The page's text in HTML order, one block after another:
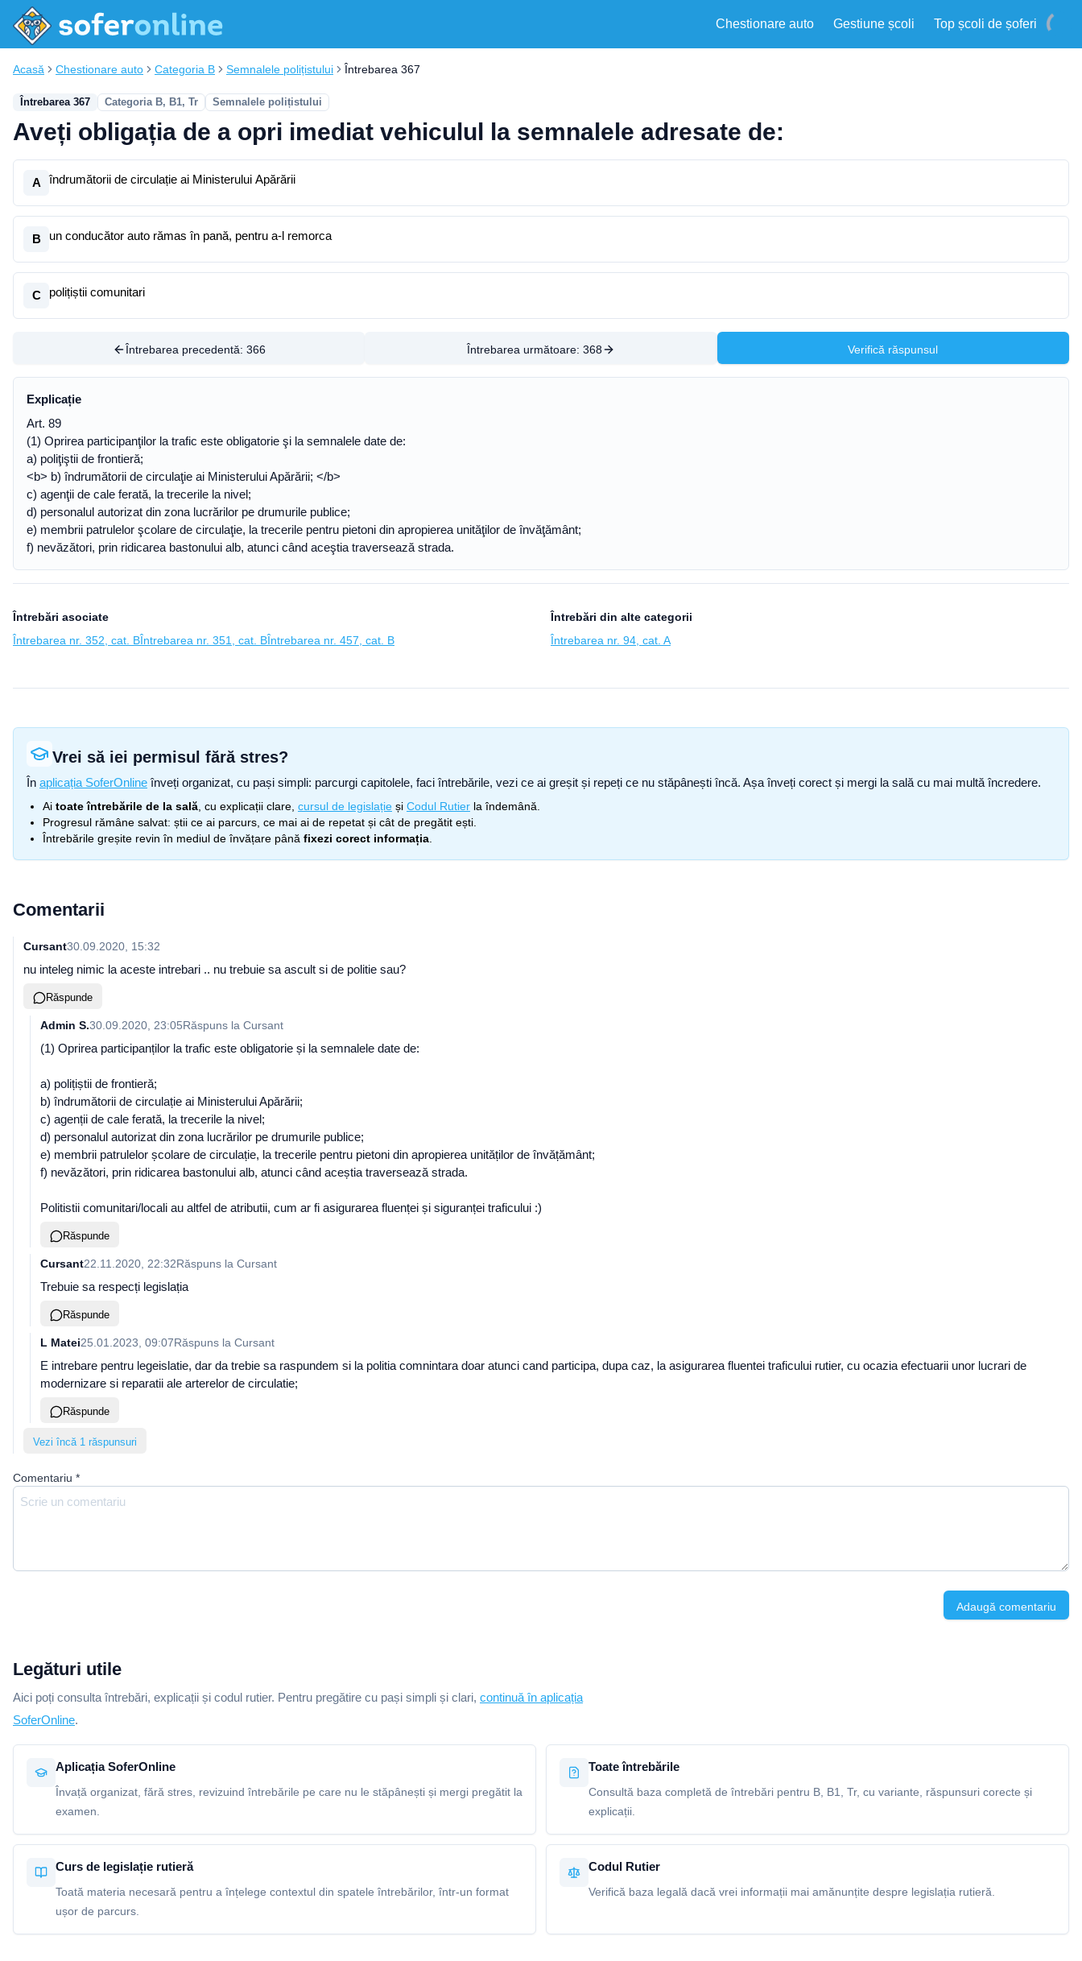
Chestionare auto Gestiune școli Top școli de șoferi
Acasă Chestionare auto Categoria B Semnalele polițistului Întrebarea 367
Întrebarea 367 Categoria B, B1, Tr Semnalele polițistului
Aveți obligația de a opri imediat vehiculul la semnalele adresate de:
A îndrumătorii de circulație ai Ministerului Apărării
B un conducător auto rămas în pană, pentru a-l remorca
C polițiștii comunitari
Întrebarea precedentă: 366 Întrebarea următoare: 368 Verifică răspunsul
Explicație
Art. 89
(1) Oprirea participanţilor la trafic este obligatorie şi la semnalele date de:
a) poliţiştii de frontieră;
<b> b) îndrumătorii de circulaţie ai Ministerului Apărării; </b>
c) agenţii de cale ferată, la trecerile la nivel;
d) personalul autorizat din zona lucrărilor pe drumurile publice;
e) membrii patrulelor şcolare de circulaţie, la trecerile pentru pietoni din apropierea unităţilor de învăţământ;
f) nevăzători, prin ridicarea bastonului alb, atunci când aceştia traversează strada.
Întrebări asociate
Întrebarea nr. 352, cat. BÎntrebarea nr. 351, cat. BÎntrebarea nr. 457, cat. B
Întrebări din alte categorii
Întrebarea nr. 94, cat. A
Vrei să iei permisul fără stres?
În aplicația SoferOnline înveți organizat, cu pași simpli: parcurgi capitolele, faci întrebările, vezi ce ai greșit și repeți ce nu stăpânești încă. Așa înveți corect și mergi la sală cu mai multă încredere.
Ai toate întrebările de la sală , cu explicații clare, cursul de legislație și Codul Rutier la îndemână.
Progresul rămâne salvat: știi ce ai parcurs, ce mai ai de repetat și cât de pregătit ești.
Întrebările greșite revin în mediul de învățare până fixezi corect informația
Comentarii
Cursant30.09.2020, 15:32
nu inteleg nimic la aceste intrebari .. nu trebuie sa ascult si de politie sau?
Răspunde
Admin S.30.09.2020, 23:05Răspuns la Cursant
(1) Oprirea participanților la trafic este obligatorie și la semnalele date de:
a) polițiștii de frontieră;
b) îndrumătorii de circulație ai Ministerului Apărării;
c) agenții de cale ferată, la trecerile la nivel;
d) personalul autorizat din zona lucrărilor pe drumurile publice;
e) membrii patrulelor școlare de circulație, la trecerile pentru pietoni din apropierea unităților de învățământ;
f) nevăzători, prin ridicarea bastonului alb, atunci când aceștia traversează strada.
Politistii comunitari/locali au altfel de atributii, cum ar fi asigurarea fluenței și siguranței traficului :)
Răspunde
Cursant22.11.2020, 22:32Răspuns la Cursant
Trebuie sa respecți legislația
Răspunde
L Matei25.01.2023, 09:07Răspuns la Cursant
E intrebare pentru legeislatie, dar da trebie sa raspundem si la politia comnintara doar atunci cand participa, dupa caz, la asigurarea fluentei traficului rutier, cu ocazia efectuarii unor lucrari de
modernizare si reparatii ale arterelor de circulatie;
Răspunde
Vezi încă 1 răspunsuri
Comentariu *
Adaugă comentariu
Legături utile
Aici poți consulta întrebări, explicații și codul rutier. Pentru pregătire cu pași simpli și clari, continuă în aplicația
SoferOnline.
Aplicația SoferOnline
Învață organizat, fără stres, revizuind întrebările pe care nu le stăpânești și mergi pregătit la
examen.
Toate întrebările
Consultă baza completă de întrebări pentru B, B1, Tr, cu variante, răspunsuri corecte și
explicații.
Curs de legislație rutieră
Toată materia necesară pentru a înțelege contextul din spatele întrebărilor, într-un format
ușor de parcurs.
Codul Rutier
Verifică baza legală dacă vrei informații mai amănunțite despre legislația rutieră.